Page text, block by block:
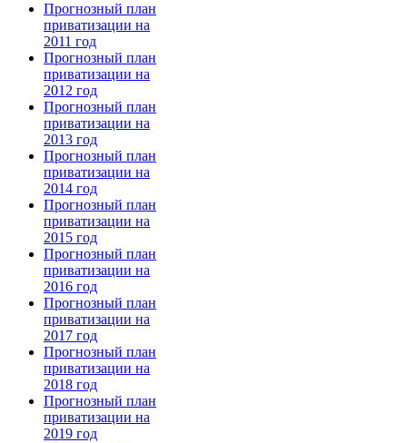
Прогнозный план
приватизации на
2011 год
Прогнозный план
приватизации на
2012 год
Прогнозный план
приватизации на
2013 год
Прогнозный план
приватизации на
2014 год
Прогнозный план
приватизации на
2015 год
Прогнозный план
приватизации на
2016 год
Прогнозный план
приватизации на
2017 год
Прогнозный план
приватизации на
2018 год
Прогнозный план
приватизации на
2019 год